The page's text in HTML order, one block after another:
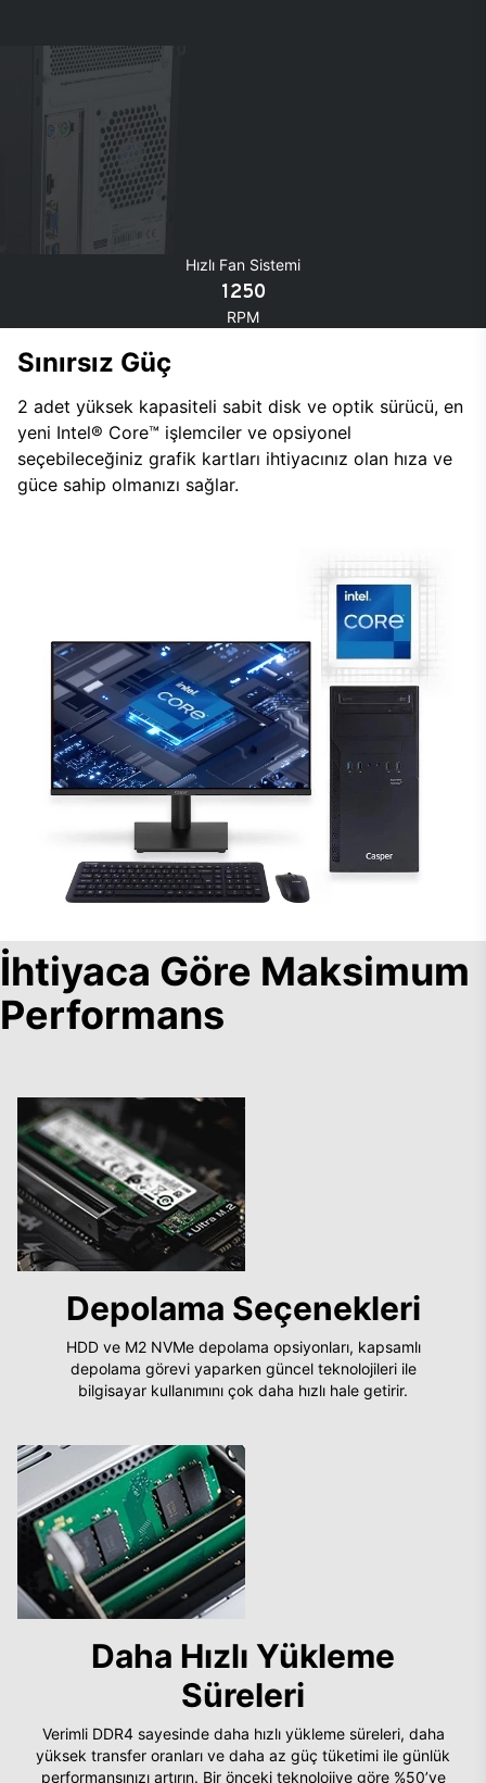
Hızlı Fan Sistemi
1250
RPM
Sınırsız Güç
2 adet yüksek kapasiteli sabit disk ve optik sürücü, en
yeni Intel® Core™ işlemciler ve opsiyonel
seçebileceğiniz grafik kartları ihtiyacınız olan hıza ve
güce sahip olmanızı sağlar.
İhtiyaca Göre Maksimum
Performans
Depolama Seçenekleri
HDD ve M2 NVMe depolama opsiyonları, kapsamlı
depolama görevi yaparken güncel teknolojileri ile
bilgisayar kullanımını çok daha hızlı hale getirir.
Daha Hızlı Yükleme
Süreleri
Verimli DDR4 sayesinde daha hızlı yükleme süreleri, daha
yüksek transfer oranları ve daha az güç tüketimi ile günlük
performansınızı artırın. Bir önceki teknolojiye göre %50’ye